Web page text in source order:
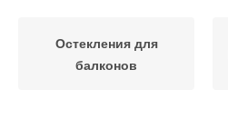
Остекления для
балконов